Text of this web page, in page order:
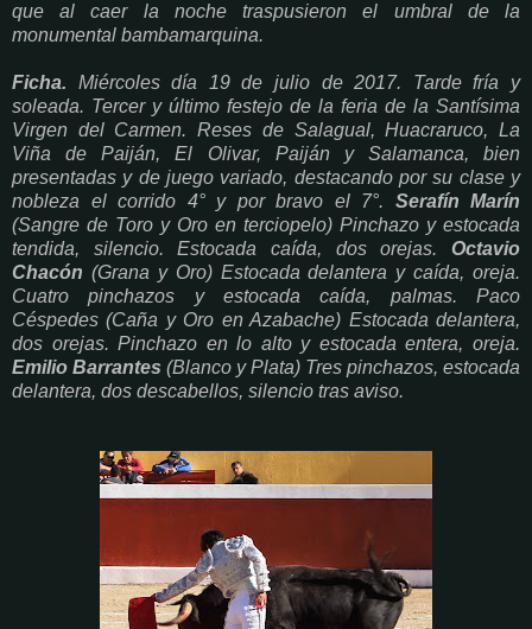
que al caer la noche traspusieron el umbral de la
monumental bambamarquina.
Ficha. Miércoles día 19 de julio de 2017. Tarde fría y
soleada. Tercer y último festejo de la feria de la Santísima
Virgen del Carmen. Reses de Salagual, Huacraruco, La
Viña de Paiján, El Olivar, Paiján y Salamanca, bien
presentadas y de juego variado, destacando por su clase y
nobleza el corrido 4° y por bravo el 7°. Serafín Marín
(Sangre de Toro y Oro en terciopelo) Pinchazo y estocada
tendida, silencio. Estocada caída, dos orejas. Octavio
Chacón (Grana y Oro) Estocada delantera y caída, oreja.
Cuatro pinchazos y estocada caída, palmas. Paco
Céspedes (Caña y Oro en Azabache) Estocada delantera,
dos orejas. Pinchazo en lo alto y estocada entera, oreja.
Emilio Barrantes (Blanco y Plata) Tres pinchazos, estocada
delantera, dos descabellos, silencio tras aviso.